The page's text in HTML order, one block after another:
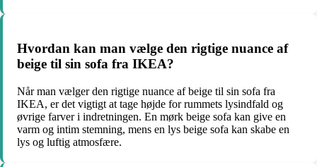
Hvordan kan man vælge den rigtige nuance af
beige til sin sofa fra IKEA?
Når man vælger den rigtige nuance af beige til sin sofa fra
IKEA, er det vigtigt at tage højde for rummets lysindfald og
øvrige farver i indretningen. En mørk beige sofa kan give en
varm og intim stemning, mens en lys beige sofa kan skabe en
lys og luftig atmosfære.